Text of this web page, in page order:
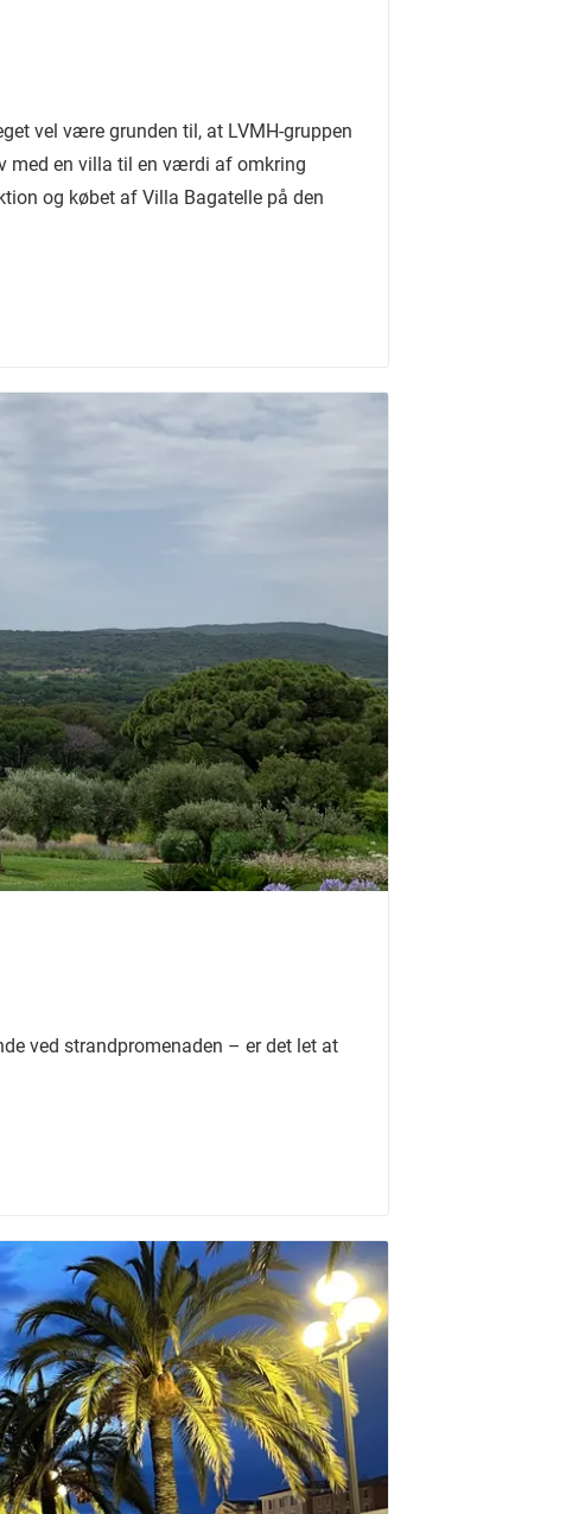
vel være grunden til, at LVMH-gruppen
med en villa til en værdi af omkring
og købet af Villa Bagatelle på den
ved strandpromenaden – er det let at